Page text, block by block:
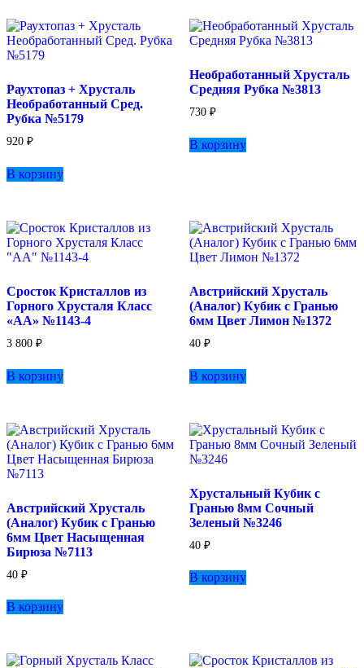
Раухтопаз + Хрусталь
Необработанный Сред.
Рубка №5179
920 ₽
В корзину
Необработанный Хрусталь
Средняя Рубка №3813
730 ₽
В корзину
Сросток Кристаллов из
Горного Хрусталя Класс
«АА» №1143-4
3 800 ₽
В корзину
Австрийский Хрусталь
(Аналог) Кубик с Гранью
6мм Цвет Лимон №1372
40 ₽
В корзину
Австрийский Хрусталь
(Аналог) Кубик с Гранью
6мм Цвет Насыщенная
Бирюза №7113
40 ₽
В корзину
Хрустальный Кубик с
Гранью 8мм Сочный
Зеленый №3246
40 ₽
В корзину